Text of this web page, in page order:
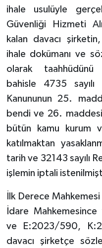
ihale usulüyle
Güvenliği Hizmeti
kalan davacı
ihale dokümanı ve
olarak
bahisle 4735
Kanununun 25.
bendi ve 26. maddesi
bütün kamu kurum
katılmaktan
tarih ve 32143 sayılı
işlemin iptali
İlk Derece
İdare
ve E:2023/590,
davacı şirketçe